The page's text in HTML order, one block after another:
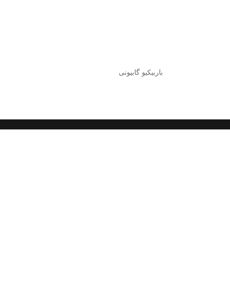
باربیکیو گابیونی